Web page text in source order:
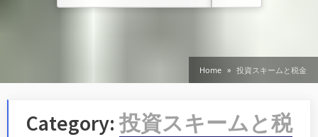
for:
Home 投資スキームと税金
Category:投資スキームと税